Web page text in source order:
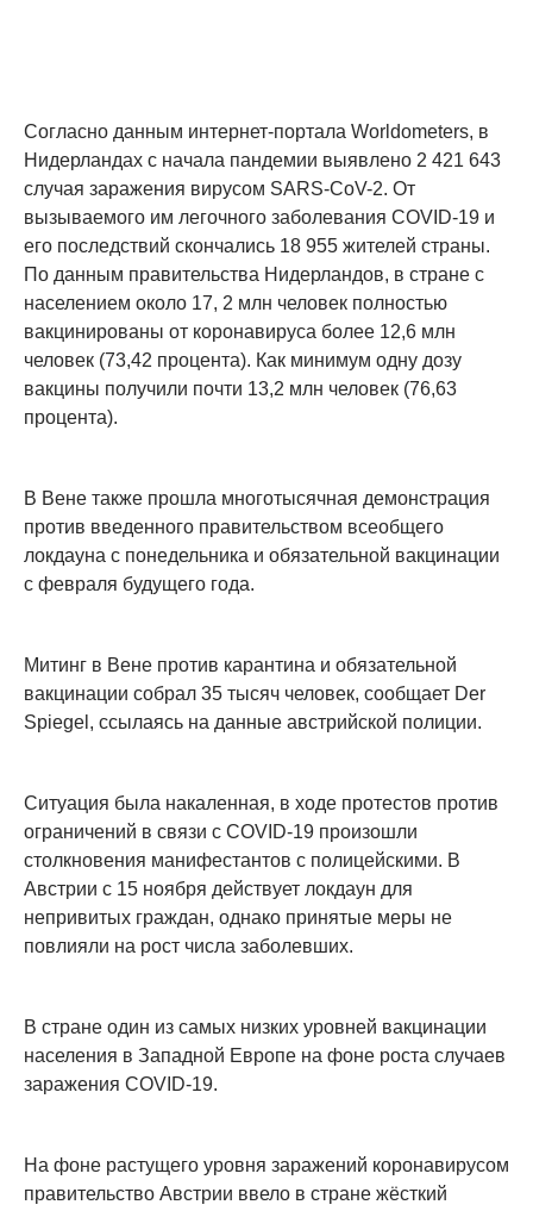
Согласно данным интернет-портала Worldometers, в
Нидерландах с начала пандемии выявлено 2 421 643
случая заражения вирусом SARS-CoV-2. От
вызываемого им легочного заболевания COVID-19 и
его последствий скончались 18 955 жителей страны.
По данным правительства Нидерландов, в стране с
населением около 17, 2 млн человек полностью
вакцинированы от коронавируса более 12,6 млн
человек (73,42 процента). Как минимум одну дозу
вакцины получили почти 13,2 млн человек (76,63
процента).
В Вене также прошла многотысячная демонстрация
против введенного правительством всеобщего
локдауна с понедельника и обязательной вакцинации
с февраля будущего года.
Митинг в Вене против карантина и обязательной
вакцинации собрал 35 тысяч человек, сообщает Der
Spiegel, ссылаясь на данные австрийской полиции.
Ситуация была накаленная, в ходе протестов против
ограничений в связи с COVID-19 произошли
столкновения манифестантов с полицейскими. В
Австрии с 15 ноября действует локдаун для
непривитых граждан, однако принятые меры не
повлияли на рост числа заболевших.
В стране один из самых низких уровней вакцинации
населения в Западной Европе на фоне роста случаев
заражения COVID-19.
На фоне растущего уровня заражений коронавирусом
правительство Австрии ввело в стране жёсткий